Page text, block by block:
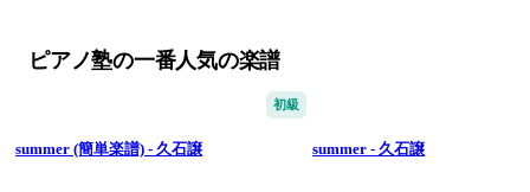
ピアノ塾の一番人気の楽譜
初級
summer (簡単楽譜) - 久石譲 summer - 久石譲